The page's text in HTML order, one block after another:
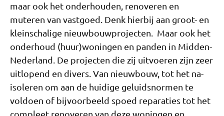
maar ook het onderhouden, renoveren en
muteren van vastgoed. Denk hierbij aan groot- en
kleinschalige nieuwbouwprojecten. Maar ook het
onderhoud (huur)woningen en panden in Midden-
Nederland. De projecten die zij uitvoeren zijn zeer
uitlopend en divers. Van nieuwbouw, tot het na-
isoleren om aan de huidige geluidsnormen te
voldoen of bijvoorbeeld spoed reparaties tot het
compleet renoveren van deze woningen en